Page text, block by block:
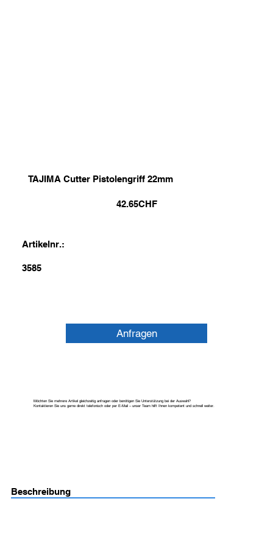
TAJIMA Cutter Pistolengriff 22mm
42.65CHF
Artikelnr.:
3585
Anfragen
Möchten Sie mehrere Artikel gleichzeitig anfragen oder benötigen Sie Unterstützung bei der Auswahl?
Kontaktieren Sie uns gerne direkt telefonisch oder per E-Mail – unser Team hilft Ihnen kompetent und schnell weiter.
Beschreibung